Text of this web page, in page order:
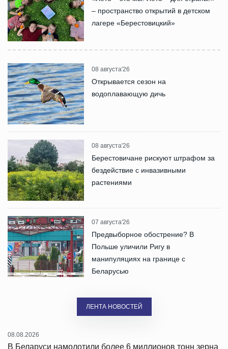
– пространство открытий в детском
лагере «Берестовицкий»
08 августа'26
Открывается сезон на
водоплавающую дичь
08 августа'26
Берестовичане рискуют штрафом за
бездействие с инвазивными
растениями
07 августа'26
Предвыборное обострение? В
Польше уличили Ригу в
манипуляциях на границе с
Беларусью
ЛЕНТА НОВОСТЕЙ
08.08.2026
В Беларуси намолотили более 6 миллионов тонн зерна